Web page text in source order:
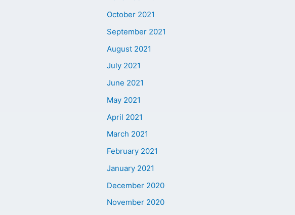
October 2021
September 2021
August 2021
July 2021
June 2021
May 2021
April 2021
March 2021
February 2021
January 2021
December 2020
November 2020